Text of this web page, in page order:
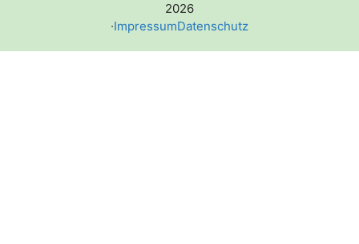
2026
·ImpressumDatenschutz